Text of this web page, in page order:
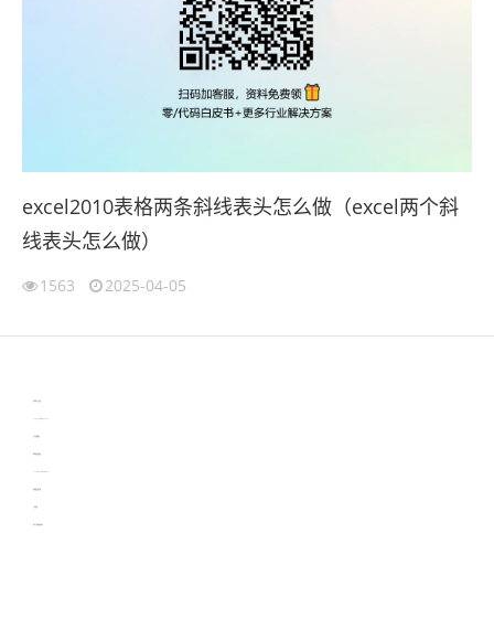
excel2010表格两条斜线表头怎么做（excel两个斜
线表头怎么做）
1563 2025-04-05